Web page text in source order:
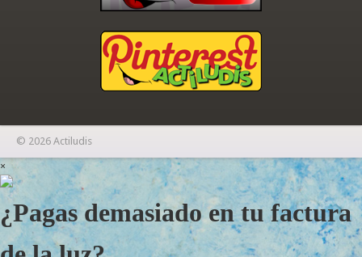
© 2026 Actiludis
×
¿Pagas demasiado en tu factura